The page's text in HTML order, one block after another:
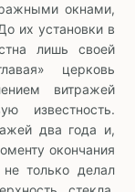
окнами,
их установки в
лишь своей
церковь
витражей
известность.
два года и,
окончания
только делал